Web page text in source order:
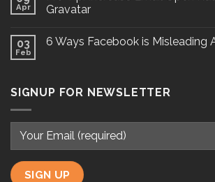
Apr
Gravatar
03
Feb
6 Ways Facebook is Misleading
SIGNUP FOR NEWSLETTER